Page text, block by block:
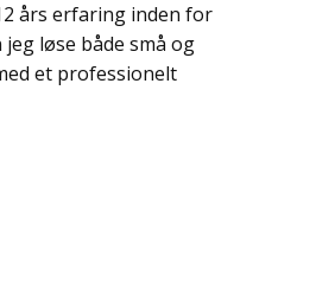
års erfaring inden for
jeg løse både små og
et professionelt